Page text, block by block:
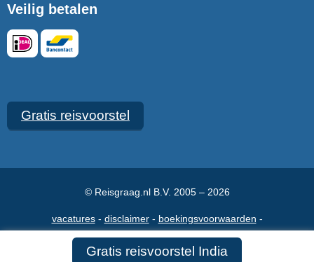
Gratis reisvoorstel India
Veilig betalen
Gratis reisvoorstel
© Reisgraag.nl B.V. 2005 – 2026
vacatures disclaimer boekingsvoorwaarden
veelgestelde vragen over ons maak een afspraak